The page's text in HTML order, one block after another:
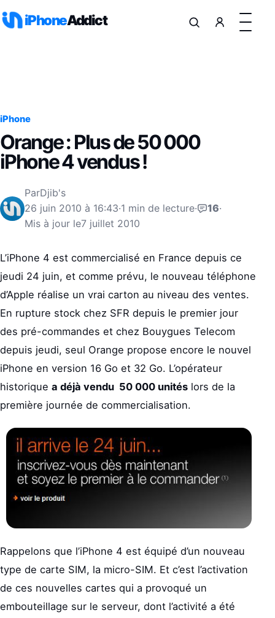
iPhoneAddict
iPhone
Orange : Plus de 50 000
iPhone 4 vendus !
ParDjib's
26 juin 2010 à 16:43·1 min de lecture· 16·
Mis à jour le7 juillet 2010
L’iPhone 4 est commercialisé en France depuis ce
jeudi 24 juin, et comme prévu, le nouveau téléphone
d’Apple réalise un vrai carton au niveau des ventes.
En rupture stock chez SFR depuis le premier jour
des pré-commandes et chez Bouygues Telecom
depuis jeudi, seul Orange propose encore le nouvel
iPhone en version 16 Go et 32 Go. L’opérateur
historique a déjà vendu 50 000 unités lors de la
première journée de commercialisation.
Rappelons que l’iPhone 4 est équipé d’un nouveau
type de carte SIM, la micro-SIM. Et c’est l’activation
de ces nouvelles cartes qui a provoqué un
embouteillage sur le serveur, dont l’activité a été